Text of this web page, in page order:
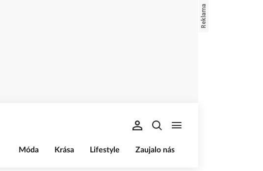
Móda Krása Lifestyle Zaujalo nás